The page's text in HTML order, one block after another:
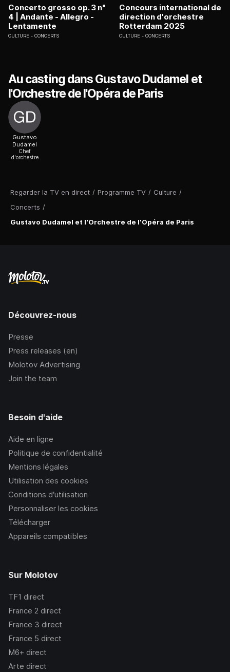
Regarder la TV en direct / Programme TV / Culture /
Concerts /
Gustavo Dudamel et l'Orchestre de l'Opéra de Paris
Concerto grosso op. 3 n°
4 | Andante - Allegro -
Lentamente
CULTURE CONCERTS
Concours international de
direction d'orchestre
Rotterdam 2025
CULTURE CONCERTS
Au casting dans Gustavo Dudamel et
l'Orchestre de l'Opéra de Paris
Gustavo
Dudamel
Chef
d'orchestre
Découvrez-nous
Presse
Press releases (en)
Molotov Advertising
Join the team
Besoin d'aide
Aide en ligne
Politique de confidentialité
Mentions légales
Utilisation des cookies
Conditions d’utilisation
Personnaliser les cookies
Télécharger
Appareils compatibles
Sur Molotov
TF1 direct
France 2 direct
France 3 direct
France 5 direct
M6+ direct
Arte direct